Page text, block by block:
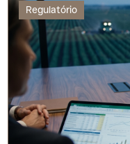
Regulatório